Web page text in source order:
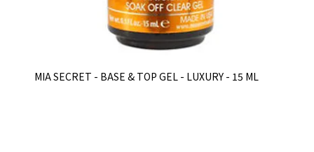
MIA SECRET - BASE & TOP GEL - LUXURY - 15 ML